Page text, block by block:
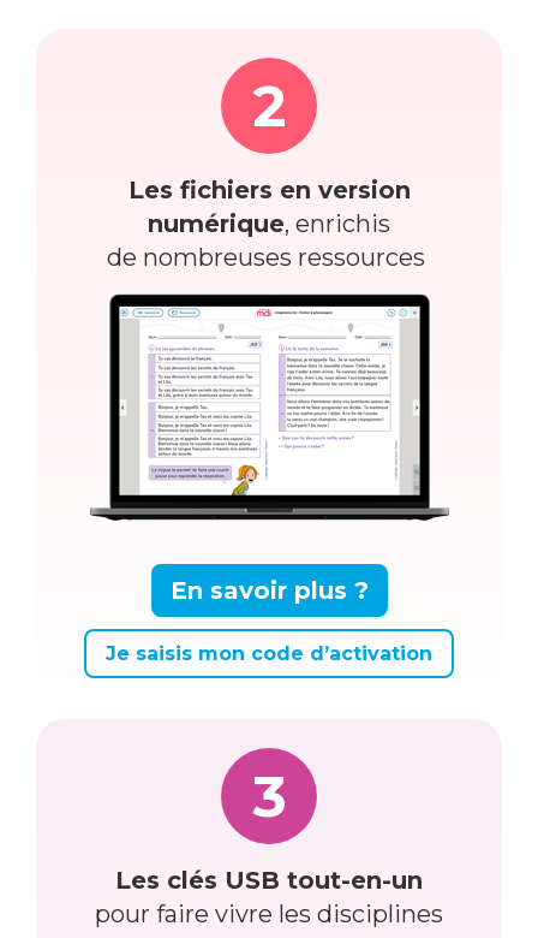
2
Les fichiers en version
numérique, enrichis
de nombreuses ressources
En savoir plus ?
Je saisis mon code d’activation
3
Les clés USB tout-en-un
pour faire vivre les disciplines